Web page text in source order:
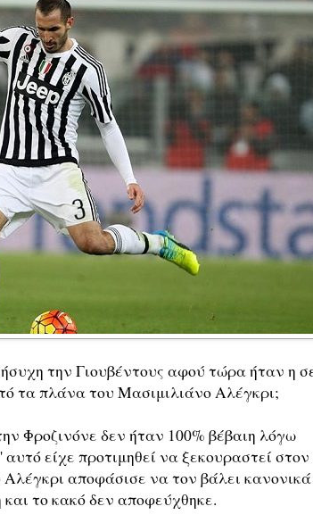
την Γιουβέντους αφού τώρα ήταν η
τα πλάνα του Μασιμιλιάνο Αλέγκρι;
Φροζινόνε δεν ήταν 100% βέβαιη λόγω
είχε προτιμηθεί να ξεκουραστεί στον
αποφάσισε να τον βάλει κανονικά
το κακό δεν αποφεύχθηκε.